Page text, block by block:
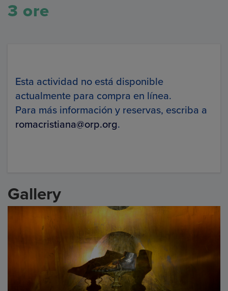
3 ore
Esta actividad no está disponible
actualmente para compra en línea.
Para más información y reservas, escriba a
romacristiana@orp.org.
Gallery